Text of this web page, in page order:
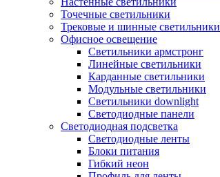
Точечные светильники
Трековые и шинные светильники
Офисное освещение
Светильники армстронг
Линейные светильники
Карданные светильники
Модульные светильники
Светильники downlight
Светодиодные панели
Светодиодная подсветка
Светодиодные ленты
Блоки питания
Гибкий неон